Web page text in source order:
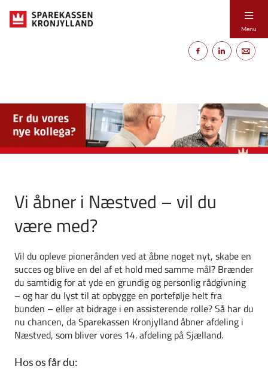
Menu
Vi åbner i Næstved – vil du
være med?
Vil du opleve pionerånden ved at åbne noget nyt, skabe en
succes og blive en del af et hold med samme mål? Brænder
du samtidig for at yde en grundig og personlig rådgivning
– og har du lyst til at opbygge en portefølje helt fra
bunden – eller at bidrage i en assisterende rolle? Så har du
nu chancen, da Sparekassen Kronjylland åbner afdeling i
Næstved, som bliver vores 14. afdeling på Sjælland.
Hos os får du: